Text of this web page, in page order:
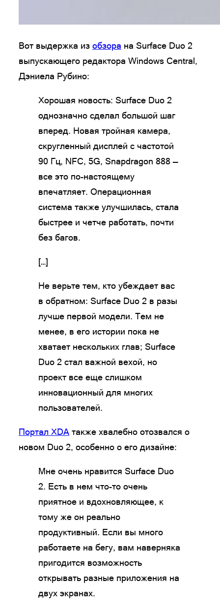
Вот выдержка из обзора на Surface Duo 2
выпускающего редактора Windows Central,
Дэниела Рубино:
Хорошая новость: Surface Duo 2
однозначно сделал большой шаг
вперед. Новая тройная камера,
скругленный дисплей с частотой
90 Гц, NFC, 5G, Snapdragon 888 —
все это по-настоящему
впечатляет. Операционная
система также улучшилась, стала
быстрее и четче работать, почти
без багов.
[…]
Не верьте тем, кто убеждает вас
в обратном: Surface Duo 2 в разы
лучше первой модели. Тем не
менее, в его истории пока не
хватает нескольких глав; Surface
Duo 2 стал важной вехой, но
проект все еще слишком
инновационный для многих
пользователей.
Портал XDA также хвалебно отозвался о
новом Duo 2, особенно о его дизайне:
Мне очень нравится Surface Duo
2. Есть в нем что-то очень
приятное и вдохновляющее, к
тому же он реально
продуктивный. Если вы много
работаете на бегу, вам наверняка
пригодится возможность
открывать разные приложения на
двух экранах.